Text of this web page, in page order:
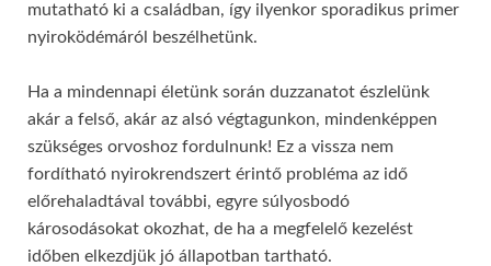
mutatható ki a családban, így ilyenkor sporadikus primer
nyiroködémáról beszélhetünk.
Ha a mindennapi életünk során duzzanatot észlelünk
akár a felső, akár az alsó végtagunkon, mindenképpen
szükséges orvoshoz fordulnunk! Ez a vissza nem
fordítható nyirokrendszert érintő probléma az idő
előrehaladtával további, egyre súlyosbodó
károsodásokat okozhat, de ha a megfelelő kezelést
időben elkezdjük jó állapotban tartható.